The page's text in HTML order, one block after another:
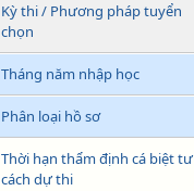
Kỳ thi / Phương pháp tuyển
chọn
Tháng năm nhập học
Phân loại hồ sơ
Thời hạn thẩm định cá biệt tư
cách dự thi